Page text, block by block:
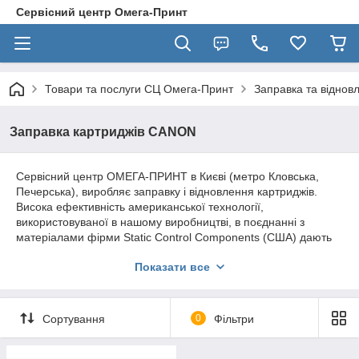
Сервісний центр Омега-Принт
Товари та послуги СЦ Омега-Принт Заправка та
Заправка картриджів CANON
Сервісний центр ОМЕГА-ПРИНТ в Києві (метро Кловська,
Печерська), виробляє заправку і відновлення картриджів.
Висока ефективність американської технології,
використовуваної в нашому виробництві, в поєднанні з
матеріалами фірми Static Control Components (США) дають
поступається картриджів західних виробників.
тонер, але і додатково проводять комплекс підготовчих робіт,
можливий тільки в лабораторних умовах (повне тестування
Показати все
Сортування 0 Фільтри